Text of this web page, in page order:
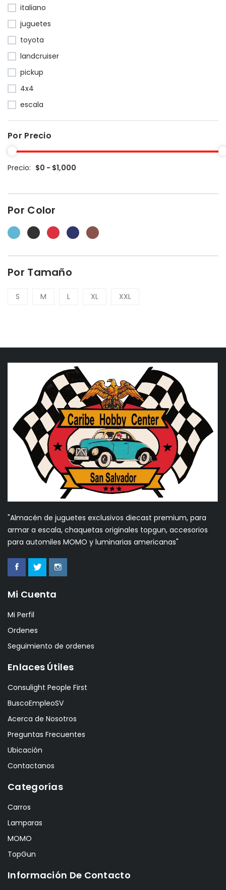
italiano
juguetes
toyota
landcruiser
pickup
4x4
escala
Por Precio
Precio: $0 - $1,000
Por Color
Por Tamaño
S M L XL XXL
"Almacén de juguetes exclusivos diecast premium, para
armar a escala, chaquetas originales topgun, accesorios
para automiles MOMO y luminarias americanas"
Mi Cuenta
Mi Perfil
Ordenes
Seguimiento de ordenes
Enlaces Útiles
Consulight People First
BuscoEmpleoSV
Acerca de Nosotros
Preguntas Frecuentes
Ubicación
Contactanos
Categorías
Carros
Lamparas
MOMO
TopGun
Información De Contacto